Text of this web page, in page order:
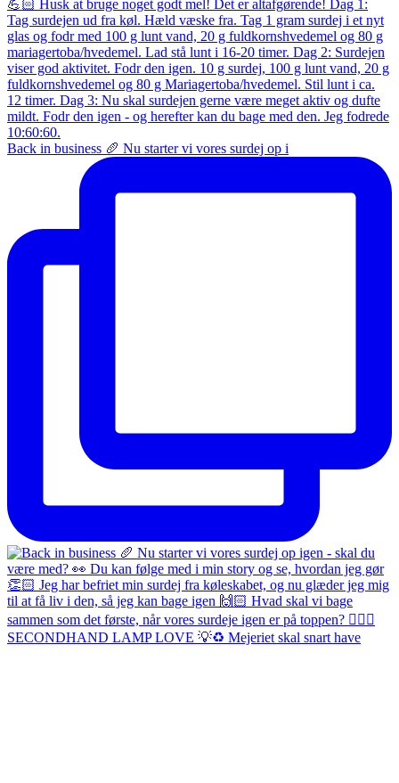
Back in business 🥖 Nu starter vi vores surdej op i
SECONDHAND LAMP LOVE 💡♻️ Mejeriet skal snart have